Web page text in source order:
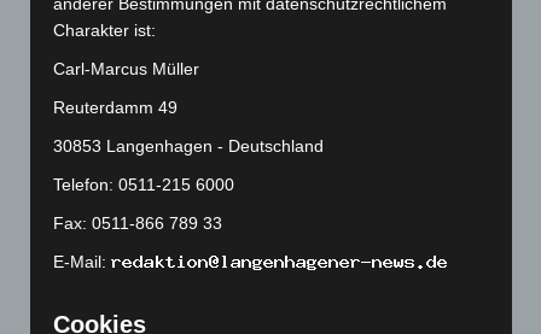
Oktober 2022(166)
September 2022(205)
August 2022
(166)
Februar 2022
anderer Bestimmungen mit datenschutzrechtlichem
Charakter ist:
Carl-Marcus Müller
Reuterdamm 49
30853 Langenhagen - Deutschland
Telefon: 0511-215 6000
Fax: 0511-866 789 33
E-Mail:
Cookies